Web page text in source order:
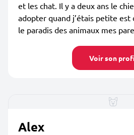
et les chat. Il y a deux ans le
adopter quand j’étais petite est
le paradis des animaux mes
Voir son
Alex